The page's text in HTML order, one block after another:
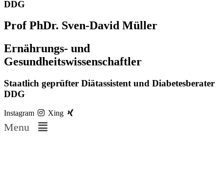
DDG
Prof PhDr. Sven-David Müller
Ernährungs- und
Gesundheitswissenschaftler
Staatlich geprüfter Diätassistent und Diabetesberater
DDG
Instagram Xing
Menu